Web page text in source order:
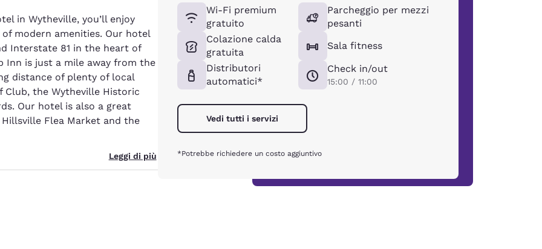
in Wytheville, you’ll enjoy
modern amenities. Our hotel
Interstate 81 in the heart of
Inn is just a mile away from the
distance of plenty of local
Club, the Wytheville Historic
Our hotel is also a great
Flea Market and the
Leggi di più
Wi-Fi premium
gratuito
Colazione calda
gratuita
Distributori
automatici*
Parcheggio per mezzi
pesanti
Sala fitness
Check in/out
15:00 / 11:00
Vedi tutti i servizi
*Potrebbe richiedere un costo aggiuntivo